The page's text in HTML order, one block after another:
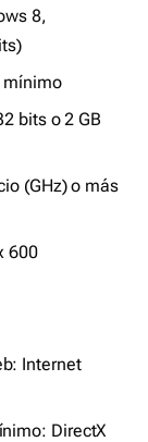
8,
mínimo
bits o 2 GB
(GHz) o más
600
Internet
DirectX